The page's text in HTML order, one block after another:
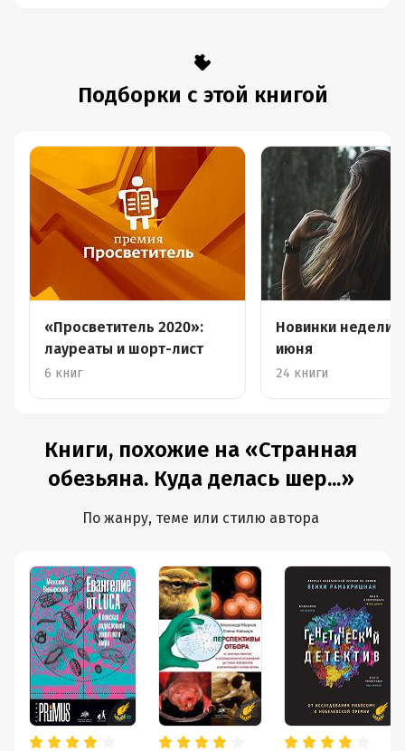
Подборки с этой книгой
«Просветитель 2020»:
лауреаты и шорт-лист
6 книг
Новинки недели
июня
24 книги
Книги, похожие на «Странная
обезьяна. Куда делась шер...»
По жанру, теме или стилю автора